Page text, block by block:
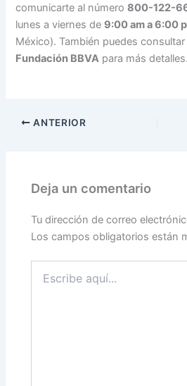
comunicarte al número800-122-
lunes a viernes de 9:00 am a 6:00
México). También puedes
Fundación BBVA para más detalles.
ANTERIOR
Deja un comentario
Tu dirección de correo
Los campos obligatorios están
aquí...